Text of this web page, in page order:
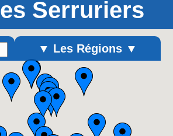
Serruriers
▼ Les Régions ▼
Alsace
Aquitaine
Basse-Normandie